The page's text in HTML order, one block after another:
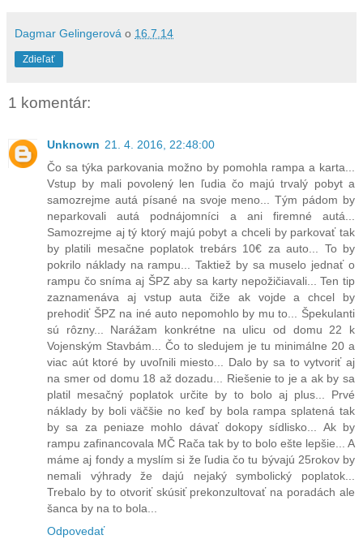
Dagmar Gelingerová o 16.7.14
Zdieľať
1 komentár:
Unknown 21. 4. 2016, 22:48:00
Čo sa týka parkovania možno by pomohla rampa a karta...
Vstup by mali povolený len ľudia čo majú trvalý pobyt a
samozrejme autá písané na svoje meno... Tým pádom by
neparkovali autá podnájomníci a ani firemné autá...
Samozrejme aj tý ktorý majú pobyt a chceli by parkovať tak
by platili mesačne poplatok trebárs 10€ za auto... To by
pokrilo náklady na rampu... Taktiež by sa muselo jednať o
rampu čo sníma aj ŠPZ aby sa karty nepožičiavali... Ten tip
zaznamenáva aj vstup auta čiže ak vojde a chcel by
prehodiť ŠPZ na iné auto nepomohlo by mu to... Špekulanti
sú rôzny... Narážam konkrétne na ulicu od domu 22 k
Vojenským Stavbám... Čo to sledujem je tu minimálne 20 a
viac aút ktoré by uvoľnili miesto... Dalo by sa to vytvoriť aj
na smer od domu 18 až dozadu... Riešenie to je a ak by sa
platil mesačný poplatok určite by to bolo aj plus... Prvé
náklady by boli väčšie no keď by bola rampa splatená tak
by sa za peniaze mohlo dávať dokopy sídlisko... Ak by
rampu zafinancovala MČ Rača tak by to bolo ešte lepšie... A
máme aj fondy a myslím si že ľudia čo tu bývajú 25rokov by
nemali výhrady že dajú nejaký symbolický poplatok...
Trebalo by to otvoriť skúsiť prekonzultovať na poradách ale
šanca by na to bola...
Odpovedať